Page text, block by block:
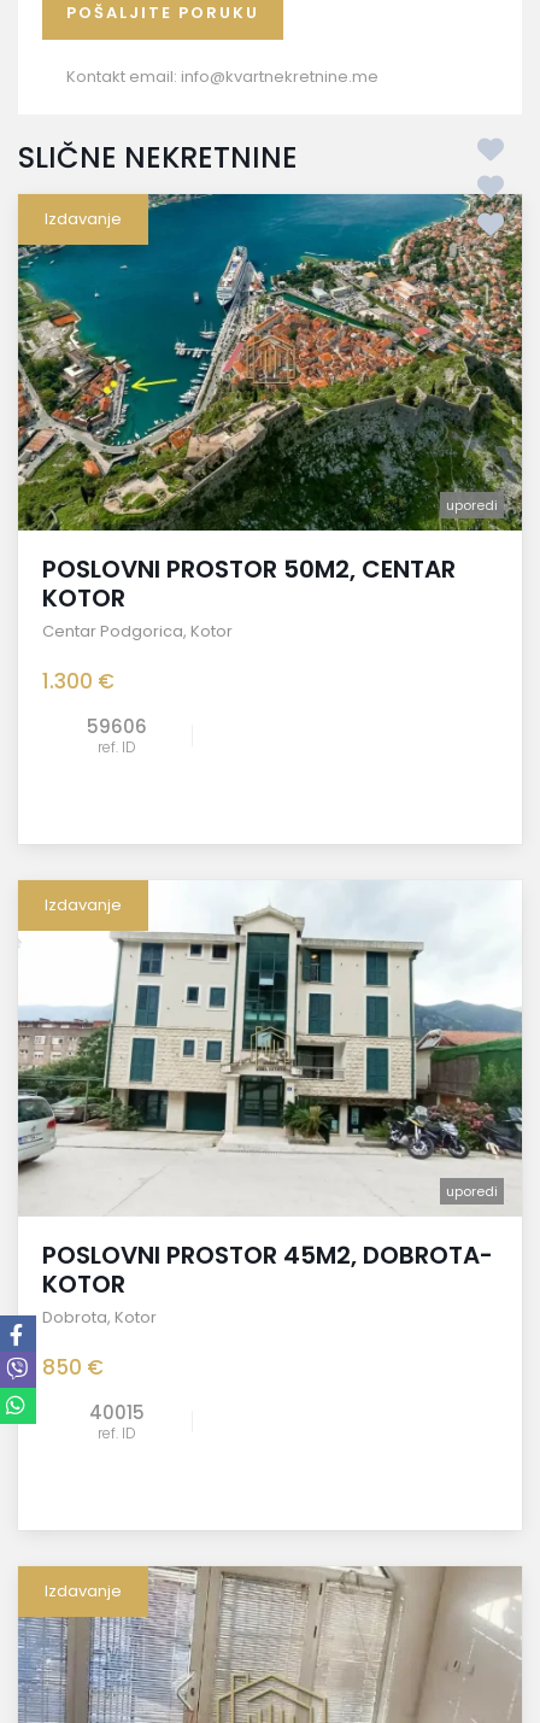
Kontakt email: info@kvartnekretnine.me
SLIČNE NEKRETNINE
Izdavanje
uporedi
POSLOVNI PROSTOR 50M2, CENTAR
KOTOR
Centar Podgorica, Kotor
1.300 €
59606
ref. ID
Izdavanje
uporedi
POSLOVNI PROSTOR 45M2, DOBROTA-
KOTOR
Dobrota, Kotor
850 €
40015
ref. ID
Izdavanje